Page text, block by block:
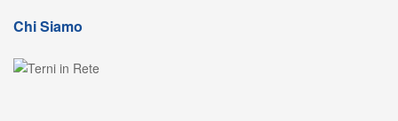
Chi Siamo